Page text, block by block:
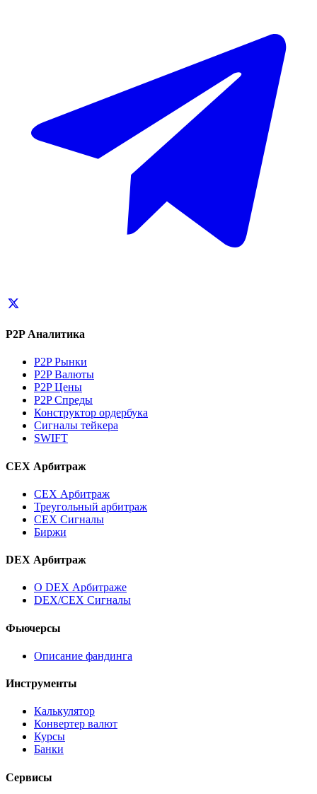
P2P Аналитика
P2P Рынки
P2P Валюты
P2P Цены
P2P Спреды
Конструктор ордербука
Сигналы тейкера
SWIFT
CEX Арбитраж
CEX Арбитраж
Треугольный арбитраж
CEX Сигналы
Биржи
DEX Арбитраж
О DEX Арбитраже
DEX/CEX Сигналы
Фьючерсы
Описание фандинга
Инструменты
Калькулятор
Конвертер валют
Курсы
Банки
Сервисы